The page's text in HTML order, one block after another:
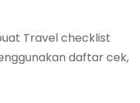
Travel checklist
daftar cek,